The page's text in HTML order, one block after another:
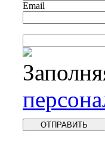
Email